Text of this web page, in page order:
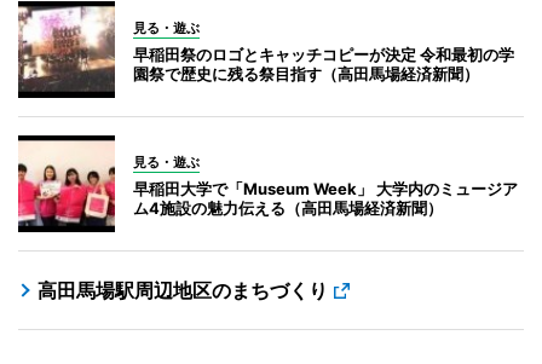
見る・遊ぶ
早稲田祭のロゴとキャッチコピーが決定 令和最初の学
園祭で歴史に残る祭目指す（高田馬場経済新聞）
見る・遊ぶ
早稲田大学で「Museum Week」 大学内のミュージア
ム4施設の魅力伝える（高田馬場経済新聞）
高田馬場駅周辺地区のまちづくり